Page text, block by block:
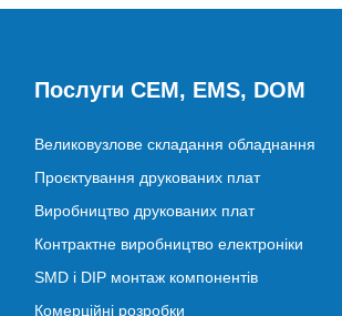
Послуги CEM, EMS, DOM
Великовузлове складання обладнання
Проєктування друкованих плат
Виробництво друкованих плат
Контрактне виробництво електроніки
SMD і DIP монтаж компонентів
Комерційні розробки